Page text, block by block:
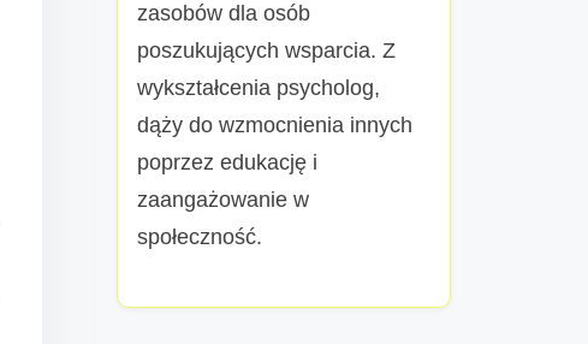
zasobów dla osób
poszukujących wsparcia. Z
wykształcenia psycholog,
dąży do wzmocnienia innych
poprzez edukację i
zaangażowanie w
społeczność.